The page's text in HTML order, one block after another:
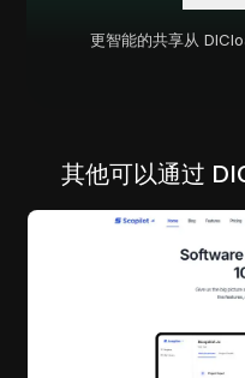
更智能的共享从
其他可以通过